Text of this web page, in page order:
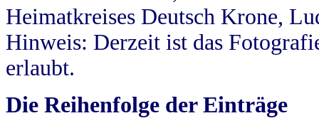
Heimatkreises Deutsch Krone,
Hinweis: Derzeit ist das
erlaubt.
Die Reihenfolge der Einträge